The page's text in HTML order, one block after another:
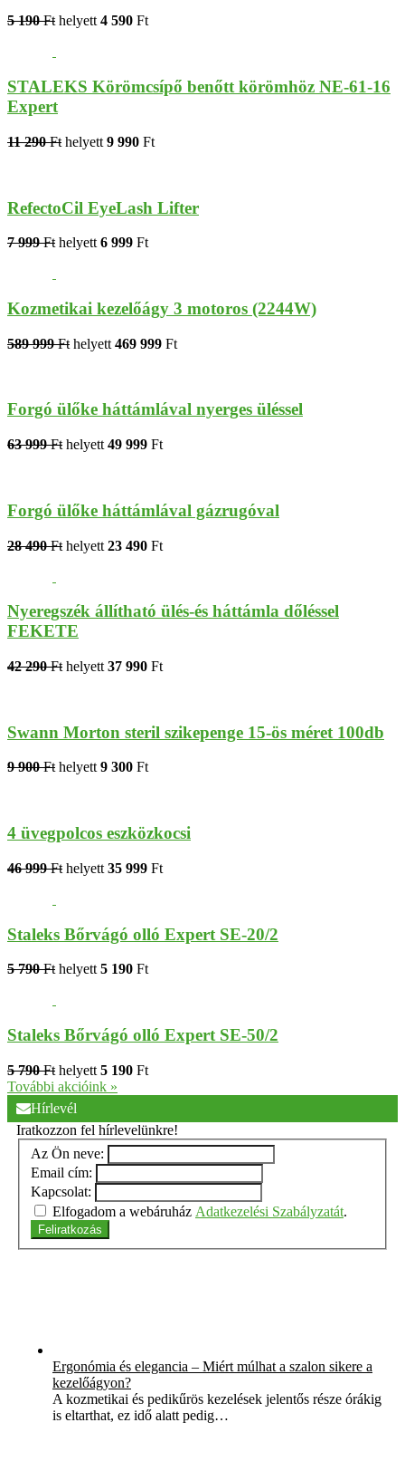
5 190 Ft helyett 4 590 Ft
STALEKS Körömcsípő benőtt körömhöz NE-61-16
Expert
11 290 Ft helyett 9 990 Ft
RefectoCil EyeLash Lifter
7 999 Ft helyett 6 999 Ft
Kozmetikai kezelőágy 3 motoros (2244W)
589 999 Ft helyett 469 999 Ft
Forgó ülőke háttámlával nyerges üléssel
63 999 Ft helyett 49 999 Ft
Forgó ülőke háttámlával gázrugóval
28 490 Ft helyett 23 490 Ft
Nyeregszék állítható ülés-és háttámla dőléssel
FEKETE
42 290 Ft helyett 37 990 Ft
Swann Morton steril szikepenge 15-ös méret 100db
9 900 Fthelyett9 300 Ft
4 üvegpolcos eszközkocsi
46 999 Ft helyett 35 999 Ft
Staleks Bőrvágó olló Expert SE-20/2
5 790 Ft helyett 5 190 Ft
Staleks Bőrvágó olló Expert SE-50/2
5 790 Ft helyett 5 190 Ft
További akcióink »
Hírlevél
Iratkozzon fel hírlevelünkre!
Az Ön neve:
Email cím:
Kapcsolat:
Elfogadom a webáruház Adatkezelési Szabályzatát.
Feliratkozás
Ergonómia és elegancia – Miért múlhat a szalon sikere a
kezelőágyon?
A kozmetikai és pedikűrös kezelések jelentős része órákig
is eltarthat, ez idő alatt pedig…